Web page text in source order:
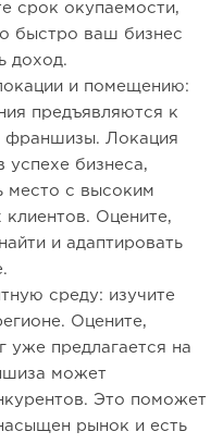
срок окупаемости,
быстро ваш бизнес
доход.
и помещению:
предъявляются к
Локация
успехе бизнеса,
место с высоким
клиентов. Оцените,
и адаптировать
среду: изучите
Оцените,
уже предлагается на
может
Это поможет
рынок и есть